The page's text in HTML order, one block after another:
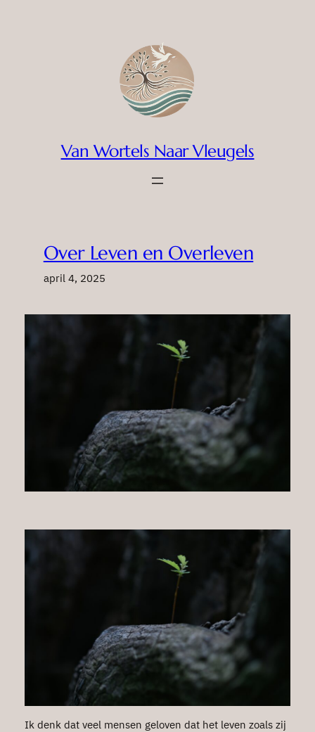
Van Wortels Naar Vleugels
Over Leven en Overleven
april 4, 2025
Ik denk dat veel mensen geloven dat het leven zoals zij